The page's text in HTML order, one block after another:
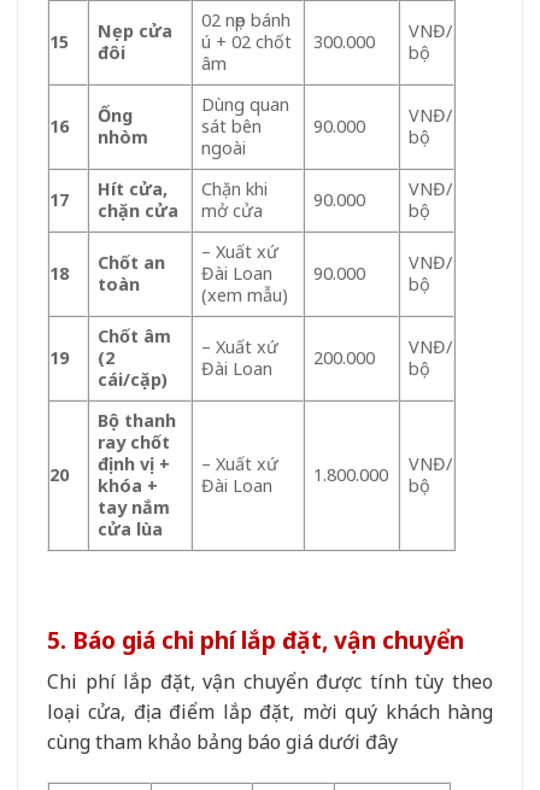
15
Nẹp cửa
đôi
02 nẹp bánh
ú + 02 chốt
âm
300.000
VNĐ/
bộ
16
Ống
nhòm
Dùng quan
sát bên
ngoài
90.000
VNĐ/
bộ
17
Hít cửa,
chặn cửa
Chặn khi
mở cửa
90.000
VNĐ/
bộ
18
Chốt an
toàn
– Xuất xứ
Đài Loan
(xem mẫu)
90.000
VNĐ/
bộ
19
Chốt âm
(2
cái/cặp)
– Xuất xứ
Đài Loan
200.000
VNĐ/
bộ
20
Bộ thanh
ray chốt
định vị +
khóa +
tay nắm
cửa lùa
– Xuất xứ
Đài Loan
1.800.000
VNĐ/
bộ
5. Báo giá chi phí lắp đặt, vận chuyển
Chi phí lắp đặt, vận chuyển được tính tùy theo
loại cửa, địa điểm lắp đặt, mời quý khách hàng
cùng tham khảo bảng báo giá dưới đây